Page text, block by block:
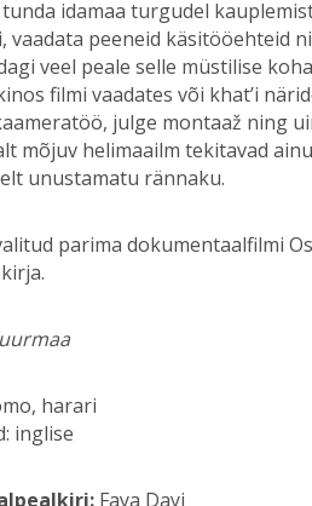
idamaa turgudel
vaadata peeneid käsitööehteid
veel peale selle müstilise
filmi vaadates või khat’i
julge montaaž ning
mõjuv helimaailm tekitavad
unustamatu rännaku.
parima dokumentaalfilmi
harari
inglise
Faya Dayi